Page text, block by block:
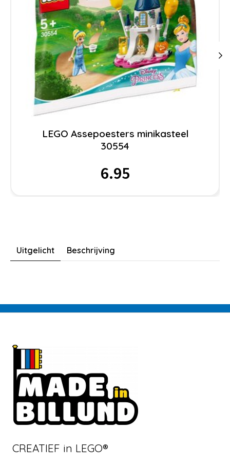
LEGO Assepoesters minikasteel
30554
6.95
Uitgelicht Beschrijving
CREATIEF in LEGO®